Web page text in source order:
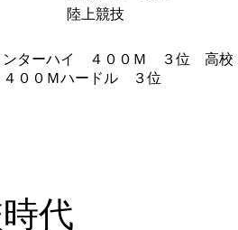
陸上競技
ターハイ ４００Ｍ ３位 高
００Ｍハードル ３位
代